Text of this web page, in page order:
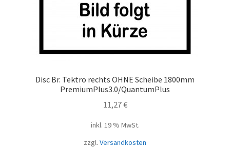
Disc Br. Tektro rechts OHNE Scheibe 1800mm
PremiumPlus3.0/QuantumPlus
11,27€
inkl. 19 % MwSt.
zzgl. Versandkosten